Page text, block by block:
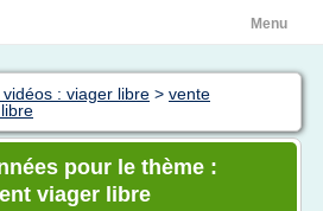
Menu
: viager libre > vente
pour le thème :
viager libre